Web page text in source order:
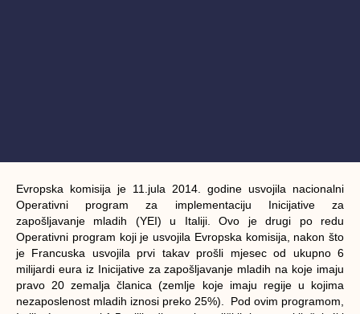
Evropska komisija je 11.jula 2014. godine usvojila nacionalni
Operativni program za implementaciju Inicijative za
zapošljavanje mladih (YEI) u Italiji. Ovo je drugi po redu
Operativni program koji je usvojila Evropska komisija, nakon što
je Francuska usvojila prvi takav prošli mjesec od ukupno 6
milijardi eura iz Inicijative za zapošljavanje mladih na koje imaju
pravo 20 zemalja članica (zemlje koje imaju regije u kojima
nezaposlenost mladih iznosi preko 25%). Pod ovim programom,